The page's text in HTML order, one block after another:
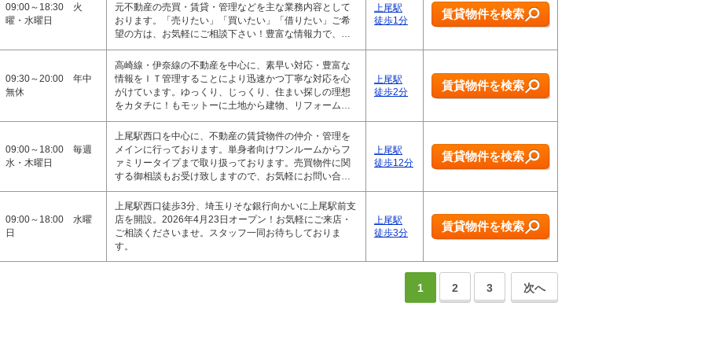
09:00～18:30 火
曜・水曜日
元不動産の売買・賃貸・管理などを主な業務内容として
おります。「売りたい」「買いたい」「借りたい」ご希
望の方は、お気軽にご相談下さい！豊富な情報力で、…
上尾駅
徒歩1分
賃貸物件を検索
09:30～20:00 年中
無休
高崎線・伊奈線の不動産を中心に、素早い対応・豊富な
情報をＩＴ管理することにより迅速かつ丁寧な対応を心
がけています。ゆっくり、じっくり、住まい探しの理想
をカタチに！もモットーに土地から建物、リフォーム…
上尾駅
徒歩2分
賃貸物件を検索
09:00～18:00 毎週
水・木曜日
上尾駅西口を中心に、不動産の賃貸物件の仲介・管理を
メインに行っております。単身者向けワンルームからフ
ァミリータイプまで取り扱っております。売買物件に関
する御相談もお受け致しますので、お気軽にお問い合…
上尾駅
徒歩12分
賃貸物件を検索
09:00～18:00 水曜
日
上尾駅西口徒歩3分、埼玉りそな銀行向かいに上尾駅前支
店を開設。2026年4月23日オープン！お気軽にご来店・
ご相談くださいませ。スタッフ一同お待ちしておりま
す。
上尾駅
徒歩3分
賃貸物件を検索
1 2 3 次へ